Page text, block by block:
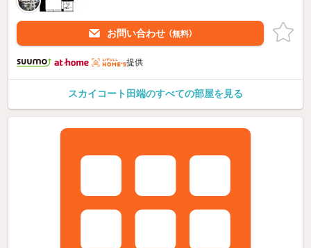
お問い合わせ （無料）
提供
スカイコート田端のすべての部屋を見る